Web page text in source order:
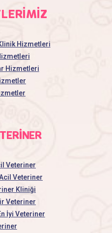
Hizmetleri
Hizmetleri
Veteriner
Veteriner
Kliniği
Veteriner
İyi Veteriner